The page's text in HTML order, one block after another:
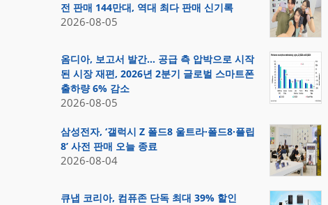
전 판매 144만대, 역대 최다 판매 신기록
2026-08-05
옴디아, 보고서 발간… 공급 측 압박으로 시작
된 시장 재편, 2026년 2분기 글로벌 스마트폰
출하량 6% 감소
2026-08-05
삼성전자, ‘갤럭시 Z 폴드8 울트라·폴드8·플립
8’ 사전 판매 오늘 종료
2026-08-04
큐냅 코리아, 컴퓨존 단독 최대 39% 할인